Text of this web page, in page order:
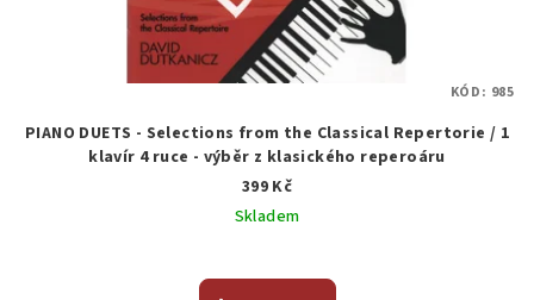
PIANO DUETS - Selections from the Classical Repertorie / 1
klavír 4 ruce - výběr z klasického reperoáru
399 Kč
Skladem
hodnocení
KÓD: 985